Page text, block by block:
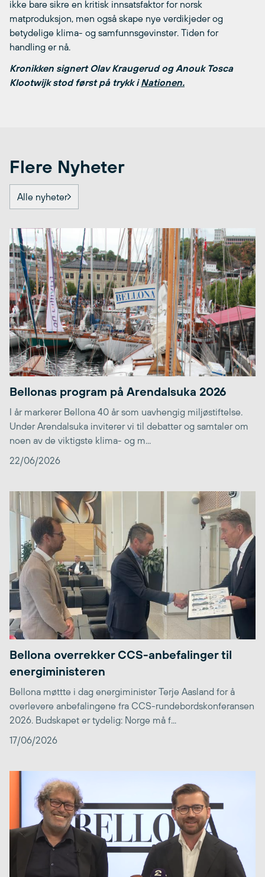
ikke bare sikre en kritisk innsatsfaktor for norsk
matproduksjon, men også skape nye verdikjeder og
betydelige klima- og samfunnsgevinster. Tiden for
handling er nå.
Kronikken signert Olav Kraugerud og Anouk Tosca
Klootwijk stod først på trykk iNationen.
Flere Nyheter
Alle nyheter
Bellonas program på Arendalsuka 2026
I år markerer Bellona 40 år som uavhengig miljøstiftelse.
Under Arendalsuka inviterer vi til debatter og samtaler om
noen av de viktigste klima- og m...
22/06/2026
Bellona overrekker CCS-anbefalinger til
energiministeren
Bellona møttte i dag energiminister Terje Aasland for å
overlevere anbefalingene fra CCS-rundebordskonferansen
2026. Budskapet er tydelig: Norge må f...
17/06/2026